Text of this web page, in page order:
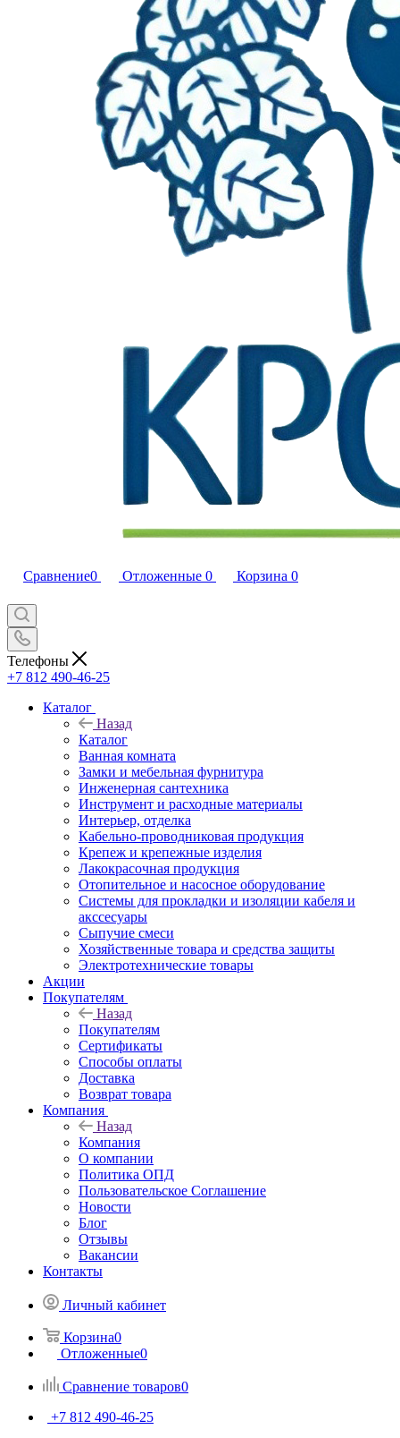
Сравнение0 Отложенные 0 Корзина 0
Телефоны
+7 812 490-46-25
Каталог
Назад
Каталог
Ванная комната
Замки и мебельная фурнитура
Инженерная сантехника
Инструмент и расходные материалы
Интерьер, отделка
Кабельно-проводниковая продукция
Крепеж и крепежные изделия
Лакокрасочная продукция
Отопительное и насосное оборудование
Системы для прокладки и изоляции кабеля и
акссесуары
Сыпучие смеси
Хозяйственные товара и средства защиты
Электротехнические товары
Акции
Покупателям
Назад
Покупателям
Сертификаты
Способы оплаты
Доставка
Возврат товара
Компания
Назад
Компания
О компании
Политика ОПД
Пользовательское Соглашение
Новости
Блог
Отзывы
Вакансии
Контакты
Личный кабинет
Корзина0
Отложенные0
Сравнение товаров0
+7 812 490-46-25